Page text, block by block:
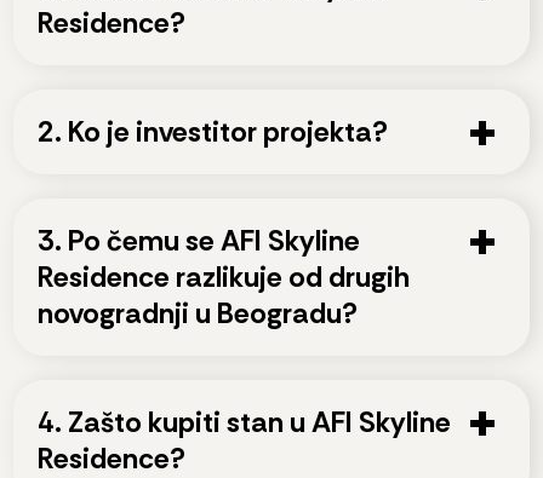
Residence?
2. Ko je investitor projekta?
3. Po čemu se AFI Skyline
Residence razlikuje od drugih
novogradnji u Beogradu?
4. Zašto kupiti stan u AFI Skyline
Residence?